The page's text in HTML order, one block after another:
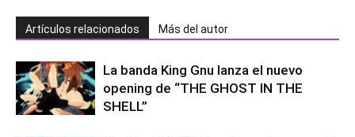
Artículos relacionados Más del autor
La banda King Gnu lanza el nuevo
opening de “THE GHOST IN THE
SHELL”